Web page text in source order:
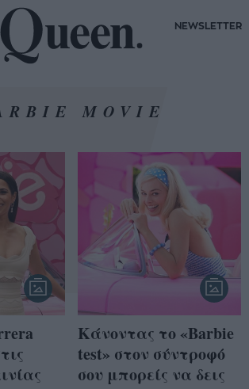
NEWSLETTER
MOVIE
Κάνοντας το «Barbie
test» στον σύντροφό
σου μπορείς να δεις